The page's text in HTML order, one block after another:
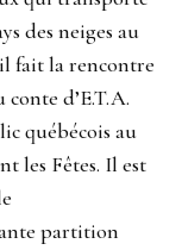
des neiges au
fait la rencontre
d’E.T.A.
québécois au
les Fêtes. Il est
partition